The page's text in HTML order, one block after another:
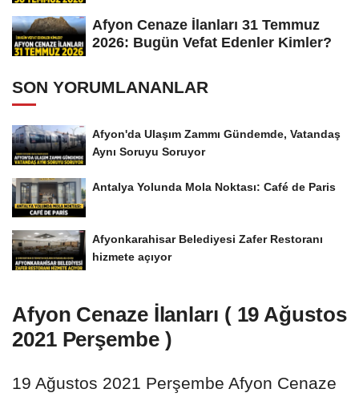
Afyon Cenaze İlanları 31 Temmuz
2026: Bugün Vefat Edenler Kimler?
SON YORUMLANANLAR
Afyon'da Ulaşım Zammı Gündemde, Vatandaş
Aynı Soruyu Soruyor
Antalya Yolunda Mola Noktası: Café de Paris
Afyonkarahisar Belediyesi Zafer Restoranı
hizmete açıyor
Afyon Cenaze İlanları ( 19 Ağustos
2021 Perşembe )
19 Ağustos 2021 Perşembe Afyon Cenaze